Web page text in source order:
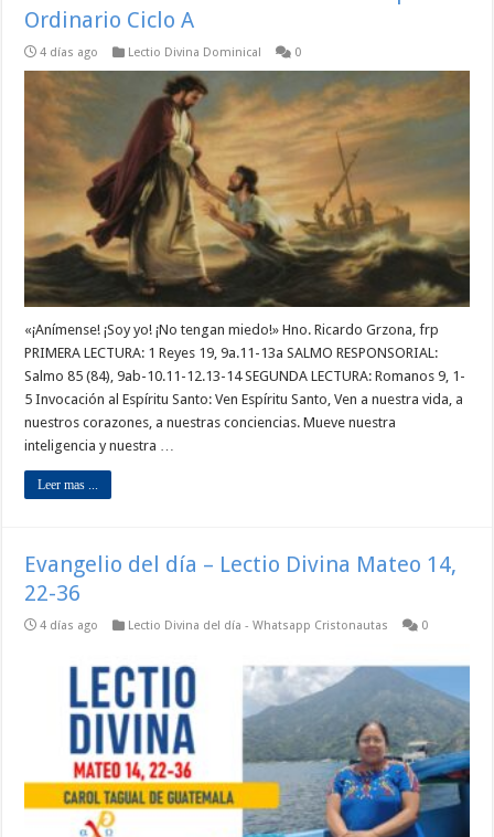
Ordinario Ciclo A
4 días ago Lectio Divina Dominical 0
«¡Anímense! ¡Soy yo! ¡No tengan miedo!» Hno. Ricardo Grzona, frp
PRIMERA LECTURA: 1 Reyes 19, 9a.11-13a SALMO RESPONSORIAL:
Salmo 85 (84), 9ab-10.11-12.13-14 SEGUNDA LECTURA: Romanos 9, 1-
5 Invocación al Espíritu Santo: Ven Espíritu Santo, Ven a nuestra vida, a
nuestros corazones, a nuestras conciencias. Mueve nuestra
inteligencia y nuestra …
Leer mas ...
Evangelio del día – Lectio Divina Mateo 14,
22-36
4 días ago Lectio Divina del día - Whatsapp Cristonautas 0